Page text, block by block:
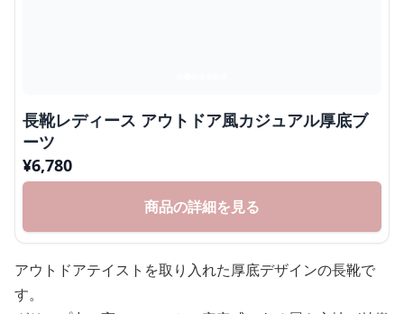
長靴レディース アウトドア風カジュアル厚底ブ
ーツ
¥6,780
商品の詳細を見る
アウトドアテイストを取り入れた厚底デザインの長靴で
す。